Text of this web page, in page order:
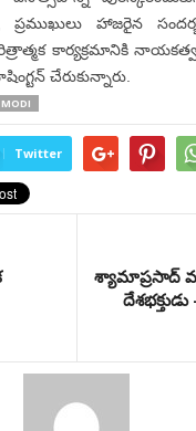
ప్రముఖులు హాజరైన
కార్యక్రమానికి
చేరుకున్నారు.
MODI
Twitter
శ్యామాప్రసాద్